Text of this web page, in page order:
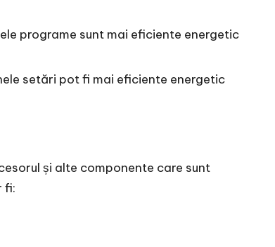
programe sunt mai eficiente energetic
setări pot fi mai eficiente energetic
și alte componente care sunt
fi: